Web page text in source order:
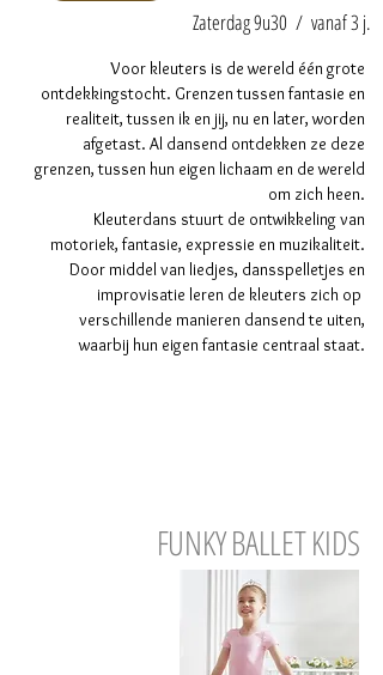
Zaterdag 9u30 / vanaf 3 j.
Voor kleuters is de wereld één grote
ontdekkingstocht. Grenzen tussen fantasie en
realiteit, tussen ik en jij, nu en later, worden
afgetast. Al dansend ontdekken ze deze
grenzen, tussen hun eigen lichaam en de wereld
om zich heen.
Kleuterdans stuurt de ontwikkeling van
motoriek, fantasie, expressie en muzikaliteit.
Door middel van liedjes, dansspelletjes en
improvisatie leren de kleuters zich op
verschillende manieren dansend te uiten,
waarbij hun eigen fantasie centraal staat.
FUNKY BALLET KIDS